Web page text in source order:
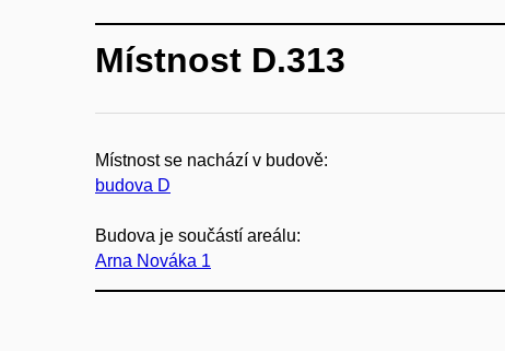
Místnost D.313
Místnost se nachází v budově:
budova D
Budova je součástí areálu:
Arna Nováka 1